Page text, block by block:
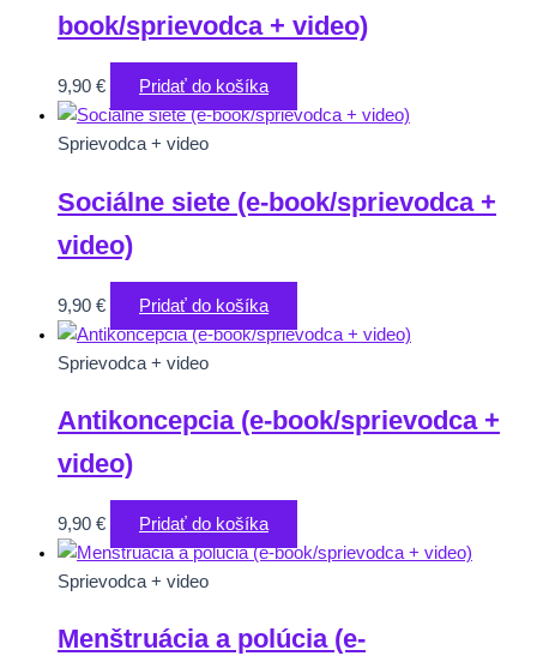
book/sprievodca + video)
9,90 € Pridať do košíka
Sprievodca + video
Sociálne siete (e-book/sprievodca +
video)
9,90 € Pridať do košíka
Sprievodca + video
Antikoncepcia (e-book/sprievodca +
video)
9,90 € Pridať do košíka
Sprievodca + video
Menštruácia a polúcia (e-